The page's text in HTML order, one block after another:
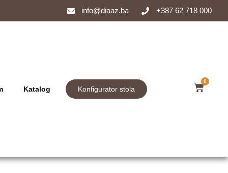
info@diaaz.ba +387 62 718 000
Katalog Konfigurator stola
0